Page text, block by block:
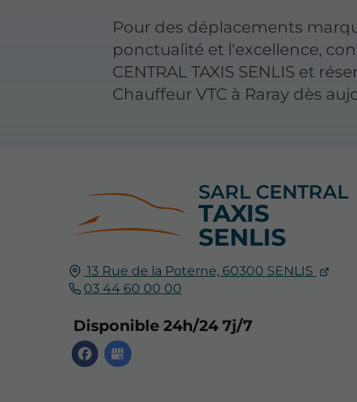
Pour des déplacements
ponctualité et l'excellence,
CENTRAL TAXIS SENLIS et
Chauffeur VTC à Raray dès
SARL CENTRAL
TAXIS
SENLIS
13 Rue de la Poterne, 60300 SENLIS
03 44 60 00 00
Disponible 24h/24 7j/7